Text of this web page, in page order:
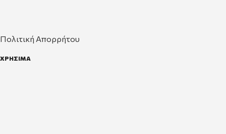
Πολιτική Απορρήτου
ΧΡΗΣΙΜΑ